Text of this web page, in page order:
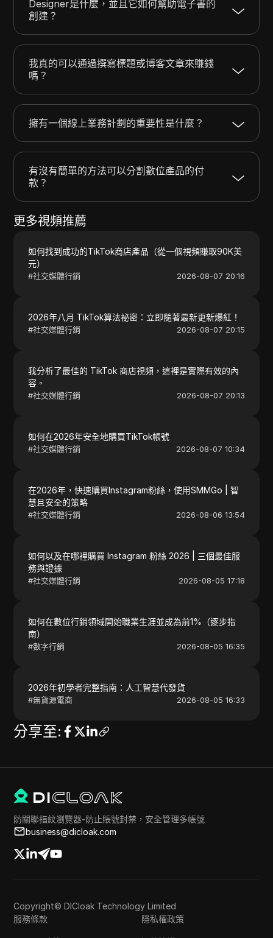
Designer是什麼，並且它如何幫助電子書的
創建？
我真的可以通過撰寫標題或博客文章來賺錢
嗎？
擁有一個線上業務計劃的重要性是什麼？
有沒有簡單的方法可以分割數位產品的付
款？
更多視頻推薦
如何找到成功的TikTok商店產品（從一個視頻賺取90K美
元）
#社交媒體行銷 2026-08-07 20:16
2026年八月 TikTok算法祕密：立即隨著最新更新爆紅！
#社交媒體行銷 2026-08-07 20:15
我分析了最佳的 TikTok 商店視頻，這裡是實際有效的內
容。
#社交媒體行銷 2026-08-07 20:13
如何在2026年安全地購買TikTok帳號
#社交媒體行銷 2026-08-07 10:34
在2026年，快速購買Instagram粉絲，使用SMMGo | 智
慧且安全的策略
#社交媒體行銷 2026-08-06 13:54
如何以及在哪裡購買 Instagram 粉絲 2026 | 三個最佳服
務與證據
#社交媒體行銷 2026-08-05 17:18
如何在數位行銷領域開始職業生涯並成為前1%（逐步指
南）
#數字行銷 2026-08-05 16:35
2026年初學者完整指南：人工智慧代發貨
#無貨源電商 2026-08-05 16:33
分享至:
防關聯指紋瀏覽器-防止賬號封禁，安全管理多帳號
business@dicloak.com
Copyright© DICloak Technology Limited
服務條款
隱私權政策